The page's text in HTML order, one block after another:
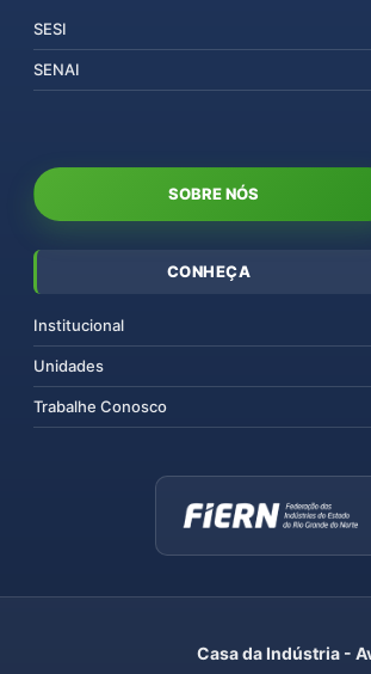
SESI
SENAI
SOBRE NÓS
CONHEÇA
Institucional
Unidades
Trabalhe Conosco
Casa da Indústria -